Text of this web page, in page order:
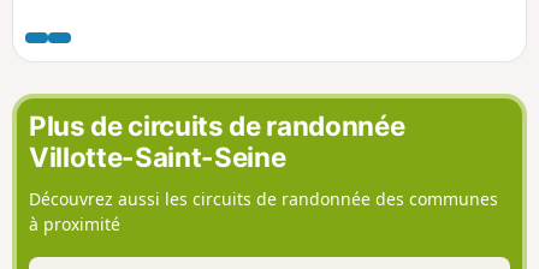
Plus de circuits de randonnée
Villotte-Saint-Seine
Découvrez aussi les circuits de randonnée des communes
à proximité